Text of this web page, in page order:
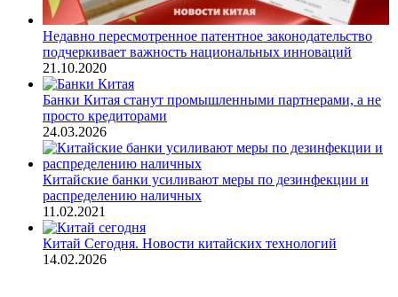
Недавно пересмотренное патентное законодательство
подчеркивает важность национальных инноваций
21.10.2020
Банки Китая станут промышленными партнерами, а не
просто кредиторами
24.03.2026
Китайские банки усиливают меры по дезинфекции и
распределению наличных
11.02.2021
Китай Сегодня. Новости китайских технологий
14.02.2026